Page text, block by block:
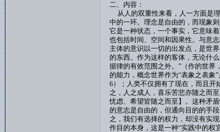
二、内容：
从人的双重性来看，人一方面是
中的一环。理念是自由的，而现象
它是一种状态，一个事实，它意味着
也包括时间、空间和因果性。与意
主体的意识以一切的出发点，是世
的东西。作为这样的客体，无论什
据律的有效范围之外。”（作的世界
的能力，概念世界作为“表象之表象
6）；人类不仅拥有了现在，而且开
之，人之成人，喜乐苦悲亦随之而
忧虑、希望皆随之而至】。这种矛
的意志是自由的，但通向目的的手
之，我们有选择的权力，却没有实
作目的本身，这是一种“实践中的权